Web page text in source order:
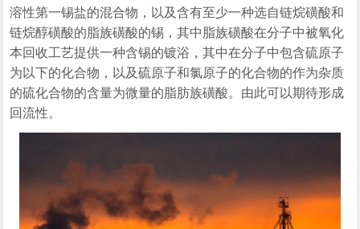
溶性第一锡盐的混合物，以及含有至少一种选自链烷磺酸和
链烷醇磺酸的脂族磺酸的锡，其中脂族磺酸在分子中被氧化
本回收工艺提供一种含锡的镀浴，其中在分子中包含硫原子
为以下的化合物，以及硫原子和氯原子的化合物的作为杂质
的硫化合物的含量为微量的脂肪族磺酸。由此可以期待形成
回流性。